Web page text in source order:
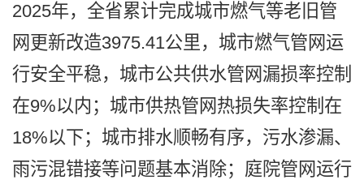
2025年，全省累计完成城市燃气等老旧管
网更新改造3975.41公里，城市燃气管网运
行安全平稳，城市公共供水管网漏损率控制
在9%以内；城市供热管网热损失率控制在
18%以下；城市排水顺畅有序，污水渗漏、
雨污混错接等问题基本消除；庭院管网运行